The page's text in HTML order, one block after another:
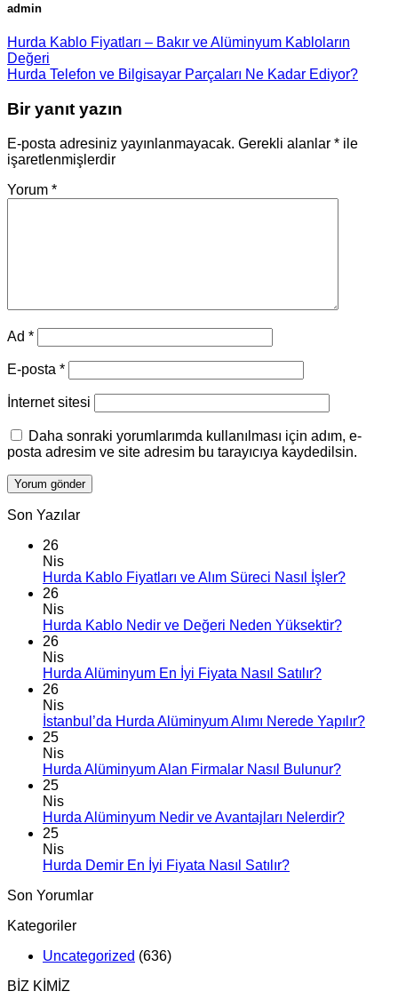
admin
Hurda Kablo Fiyatları – Bakır ve Alüminyum Kabloların
Değeri
Hurda Telefon ve Bilgisayar Parçaları Ne Kadar Ediyor?
Bir yanıt yazın
E-posta adresiniz yayınlanmayacak. Gerekli alanlar * ile
işaretlenmişlerdir
Yorum *
Ad *
E-posta *
İnternet sitesi
Daha sonraki yorumlarımda kullanılması için adım, e-
posta adresim ve site adresim bu tarayıcıya kaydedilsin.
Son Yazılar
26
Nis
Hurda Kablo Fiyatları ve Alım Süreci Nasıl İşler?
26
Nis
Hurda Kablo Nedir ve Değeri Neden Yüksektir?
26
Nis
Hurda Alüminyum En İyi Fiyata Nasıl Satılır?
26
Nis
İstanbul’da Hurda Alüminyum Alımı Nerede Yapılır?
25
Nis
Hurda Alüminyum Alan Firmalar Nasıl Bulunur?
25
Nis
Hurda Alüminyum Nedir ve Avantajları Nelerdir?
25
Nis
Hurda Demir En İyi Fiyata Nasıl Satılır?
Son Yorumlar
Kategoriler
Uncategorized (636)
BİZ KİMİZ